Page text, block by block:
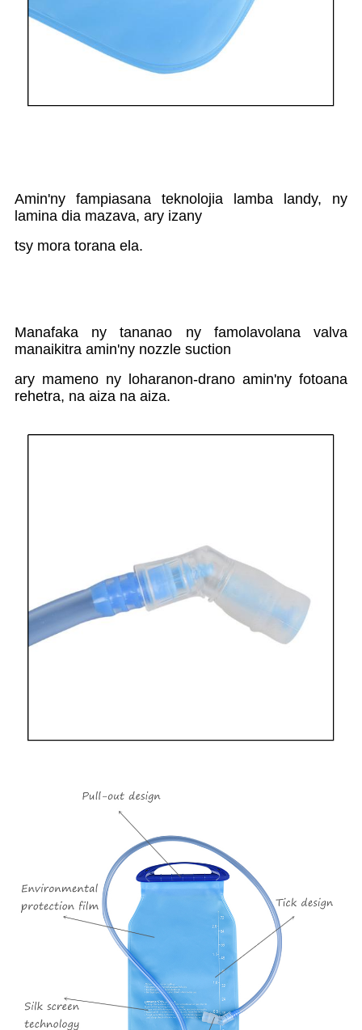
Amin'ny fampiasana teknolojia lamba landy, ny
lamina dia mazava, ary izany
tsy mora torana ela.
Manafaka ny tananao ny famolavolana valva
manaikitra amin'ny nozzle suction
ary mameno ny loharanon-drano amin'ny fotoana
rehetra, na aiza na aiza.